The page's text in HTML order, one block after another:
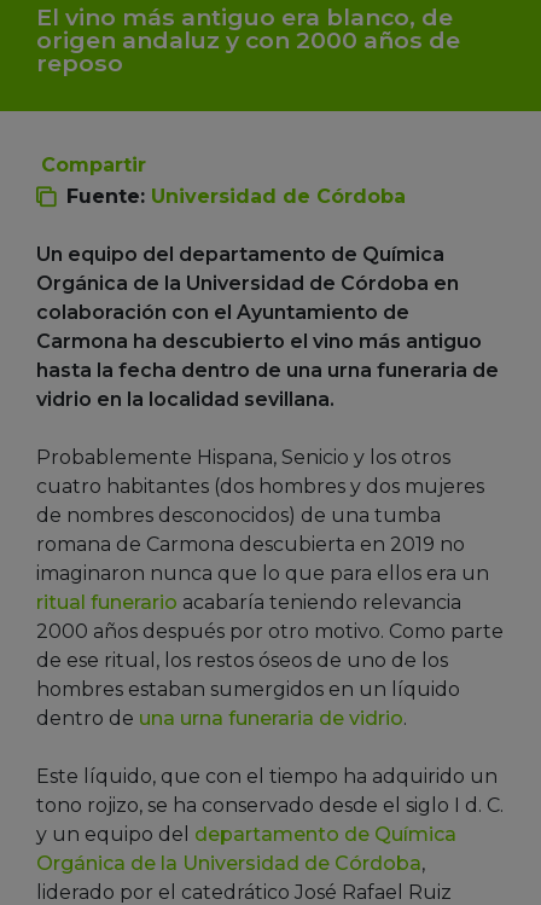
El vino más antiguo era blanco, de
origen andaluz y con 2000 años de
reposo
Compartir
Fuente: Universidad de Córdoba
Un equipo del departamento de Química
Orgánica de la Universidad de Córdoba en
colaboración con el Ayuntamiento de
Carmona ha descubierto el vino más antiguo
hasta la fecha dentro de una urna funeraria de
vidrio en la localidad sevillana.
Probablemente Hispana, Senicio y los otros
cuatro habitantes (dos hombres y dos mujeres
de nombres desconocidos) de una tumba
romana de Carmona descubierta en 2019 no
imaginaron nunca que lo que para ellos era un
ritual funerario acabaría teniendo relevancia
2000 años después por otro motivo. Como parte
de ese ritual, los restos óseos de uno de los
hombres estaban sumergidos en un líquido
dentro de una urna funeraria de vidrio.
Este líquido, que con el tiempo ha adquirido un
tono rojizo, se ha conservado desde el siglo I d. C.
y un equipo del departamento de Química
Orgánica de la Universidad de Córdoba,
liderado por el catedrático José Rafael Ruiz